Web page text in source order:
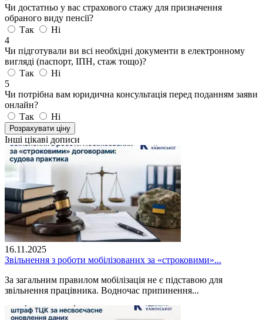
Чи достатньо у вас страхового стажу для призначення
обраного виду пенсії?
Так
Ні
4
Чи підготували ви всі необхідні документи в електронному
вигляді (паспорт, ІПН, стаж тощо)?
Так
Ні
5
Чи потрібна вам юридична консультація перед поданням заяви
онлайн?
Так
Ні
Розрахувати ціну
Інші цікаві дописи
16.11.2025
Звільнення з роботи мобілізованих за «строковими»...
За загальним правилом мобілізація не є підставою для
звільнення працівника. Водночас припинення...